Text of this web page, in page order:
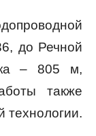
до Речной
– 805 м,
также
технологии.